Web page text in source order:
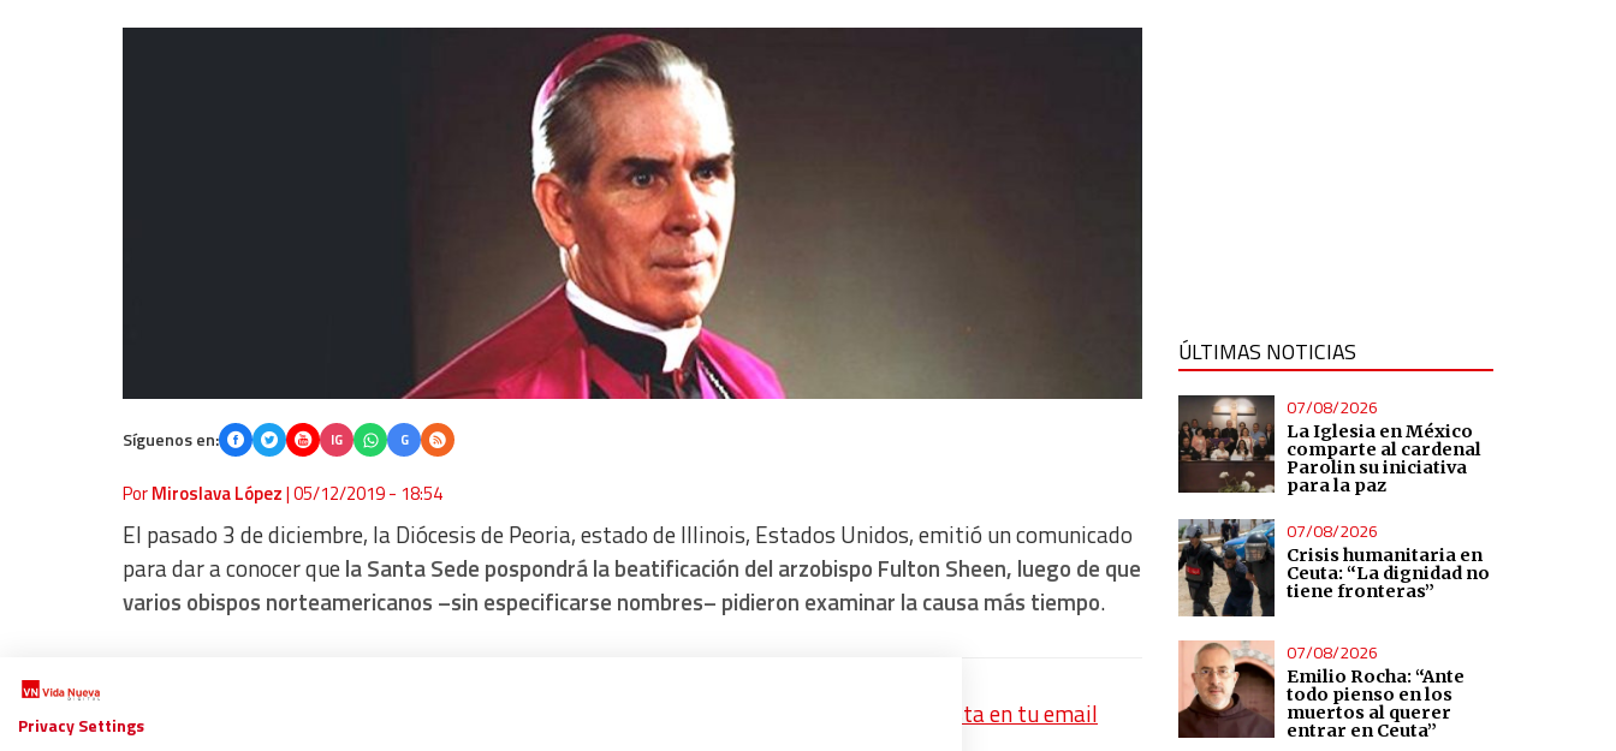
Síguenos en: IG G
PorMiroslava López|05/12/2019 - 18:54
El pasado 3 de diciembre, la Diócesis de Peoria, estado de Illinois, Estados Unidos, emitió un comunicado
para dar a conocer quela Santa Sede pospondrá la beatificación del arzobispo Fulton Sheen, luego de que
varios obispos norteamericanos –sin especificarse nombres– pidieron examinar la causa más tiempo.
Regístrate en el boletín gratuito y recibe un avance de los contenidos de la revista en tu email
ÚLTIMAS NOTICIAS
07/08/2026
La Iglesia en México
comparte al cardenal
Parolin su iniciativa
para la paz
07/08/2026
Crisis humanitaria en
Ceuta: “La dignidad no
tiene fronteras”
07/08/2026
Emilio Rocha: “Ante
todo pienso en los
muertos al querer
entrar en Ceuta”
Privacy Settings